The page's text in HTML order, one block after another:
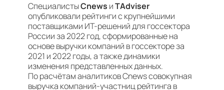
СпециалистыCnews иTAdviser
опубликовали рейтинги с крупнейшими
поставщиками ИТ-решений для госсектора
России за 2022 год, сформированные на
основе выручки компаний в госсекторе за
2021 и 2022 годы, а также динамики
изменения представленных данных.
По расчётам аналитиков Cnews совокупная
выручка компаний-участниц рейтинга в